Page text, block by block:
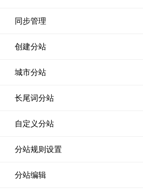
同步管理
创建分站
城市分站
长尾词分站
自定义分站
分站规则设置
分站编辑